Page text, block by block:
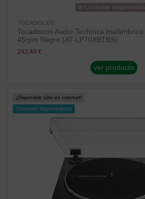
Consultar
TOCADISCOS
Tocadiscos Audio-Technica
45rpm Negro (AT-LP70XBTBS)
242,49 €
ver producto
¡Disponible sólo en Internet!
Consultar disponibilidad